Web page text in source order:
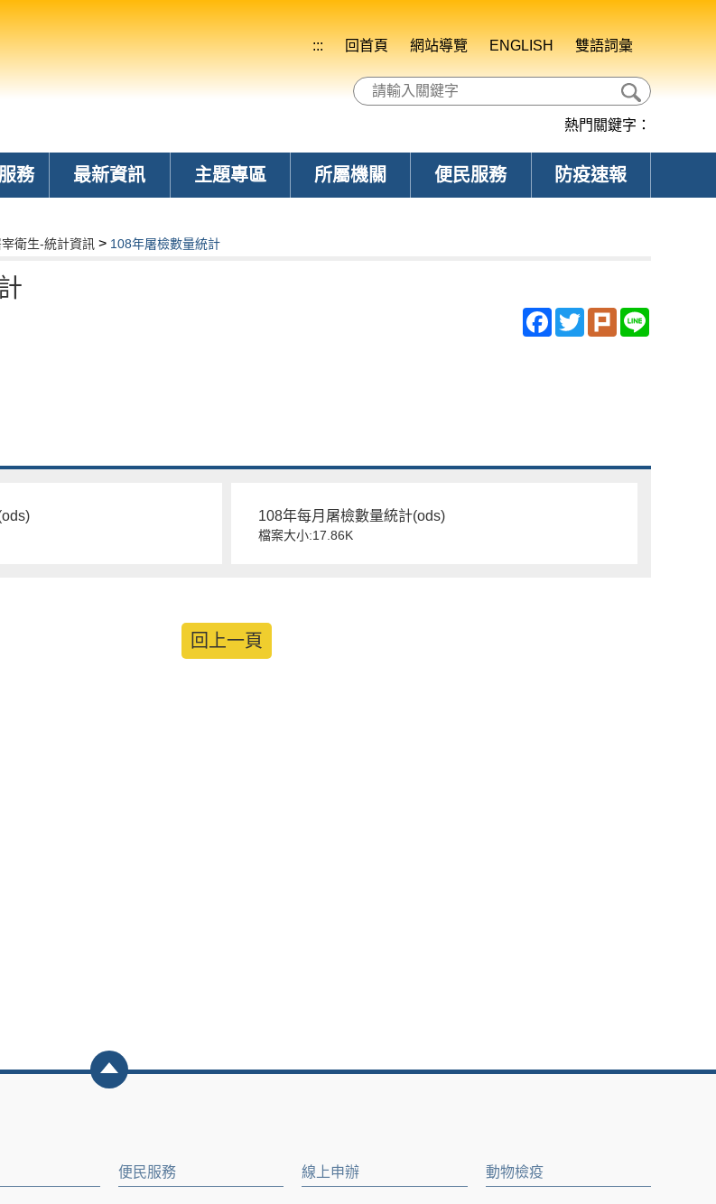
::: 回首頁 網站導覽 ENGLISH 雙語詞彙
熱門關鍵字：
務 最新資訊 主題專區 所屬機關 便民服務 防疫速報
宰衛生-統計資訊 > 108年屠檢數量統計
Facebook
TwitterPlurk
108年每月屠檢數量統計(ods)
檔案大小:17.86K
回上一頁
便民服務 線上申辦 動物檢疫